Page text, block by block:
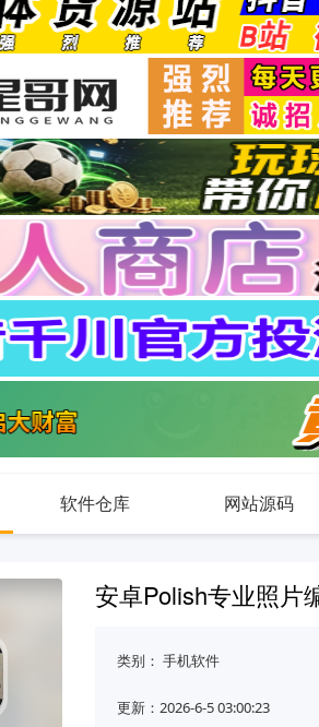
软件仓库 网站源码
安卓Polish专业照片
类别： 手机软件
更新：2026-6-5 03:00:23